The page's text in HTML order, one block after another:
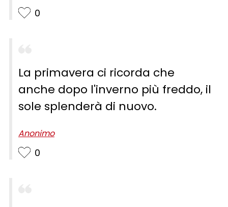
0
La primavera ci ricorda che
anche dopo l'inverno più freddo, il
sole splenderà di nuovo.
Anonimo
0